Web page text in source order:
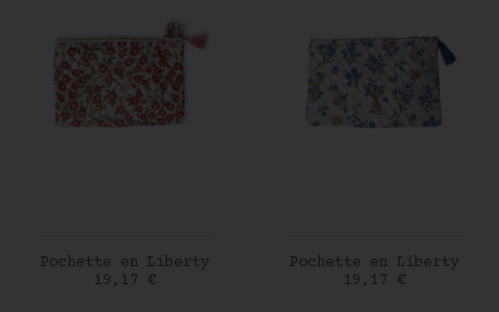
AJOUTER AU PANIER
Pochette en Liberty
Prix
19,17 €
AJOUTER AU PANIER
Pochette en Liberty
Prix
19,17 €